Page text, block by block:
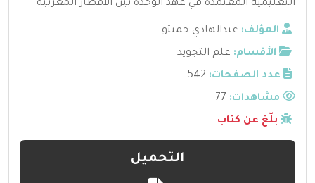
التعليمية المعتمدة في عهد الوحدة بين الأقطار المغربية
المؤلف: عبدالهادي حميتو
الأقسام: علم التجويد
عدد الصفحات: 542
مشاهدات:
بلّغ عن كتاب
التحميل